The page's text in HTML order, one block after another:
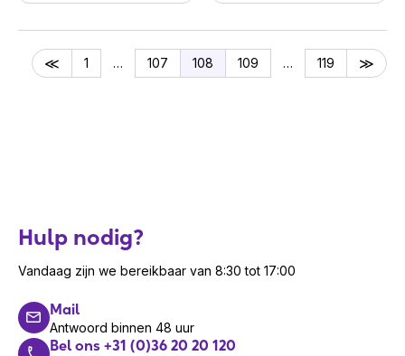
1 … 107 108 109 … 119
Hulp nodig?
Vandaag zijn we bereikbaar van 8:30 tot 17:00
Mail
Antwoord binnen 48 uur
Bel ons +31 (0)36 20 20 120